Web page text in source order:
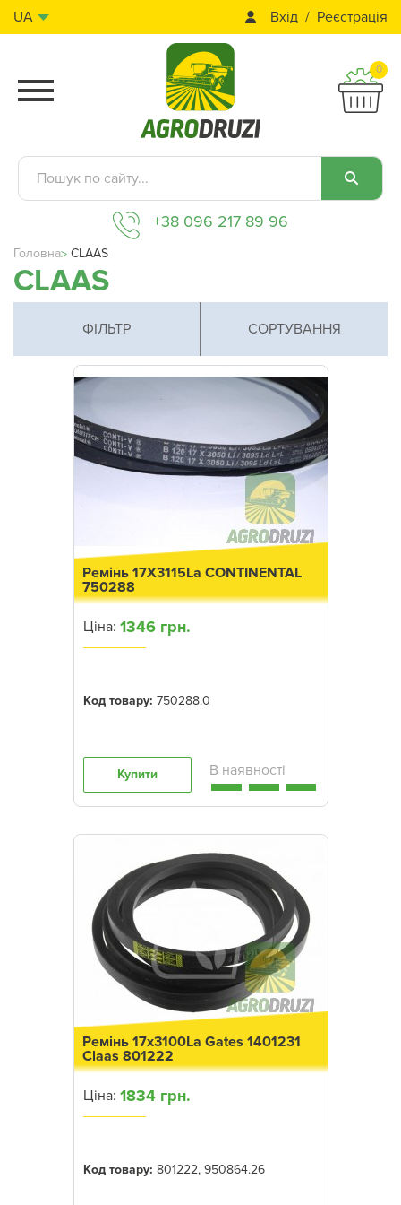
Вхід Реєстрація
UA
0
+38 096 217 89 96
Головна CLAAS
CLAAS
ФІЛЬТР СОРТУВАННЯ
Ремінь 17X3115La CONTINENTAL
750288
Ціна: 1346 грн.
Код товару: 750288.0
Купити
Ремінь 17x3100La Gates 1401231
Claas 801222
Ціна: 1834 грн.
Код товару: 801222, 950864.26